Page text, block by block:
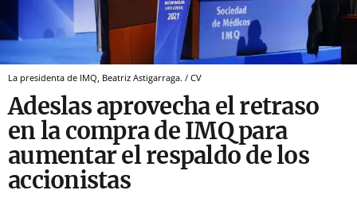
La presidenta de IMQ, Beatriz Astigarraga. / CV
Adeslas aprovecha el retraso
en la compra de IMQ para
aumentar el respaldo de los
accionistas